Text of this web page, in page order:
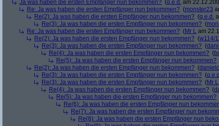
Ja was haben die ersten Empfänger nun bekommen? (q.e.d. am
Re: Ja was haben die ersten Empfänger nun bekommen? (monster23
Re(2): Ja was haben die ersten Empfänger nun bekommen? (q.e.d.
Re(3): Ja was haben die ersten Empfänger nun bekommen? (
Re: Ja was haben die ersten Empfänger nun bekommen? (Mr L am
Re(2): Ja was haben die ersten Empfänger nun bekommen? (w114/
Re(3): Ja was haben die ersten Empfänger nun bekommen? (
Re(4): Ja was haben die ersten Empfänger nun bekommen? (
Re(5): Ja was haben die ersten Empfänger nun bekommen?
Re(2): Ja was haben die ersten Empfänger nun bekommen? (
Re(3): Ja was haben die ersten Empfänger nun bekommen? (
Re(3): Ja was haben die ersten Empfänger nun bekommen? (Mr L
Re(4): Ja was haben die ersten Empfänger nun bekommen? (
Re(5): Ja was haben die ersten Empfänger nun bekommen?
Re(6): Ja was haben die ersten Empfänger nun
Re(7): Ja was haben die ersten Empfänger nun
Re(8): Ja was haben die ersten Empfänger nun